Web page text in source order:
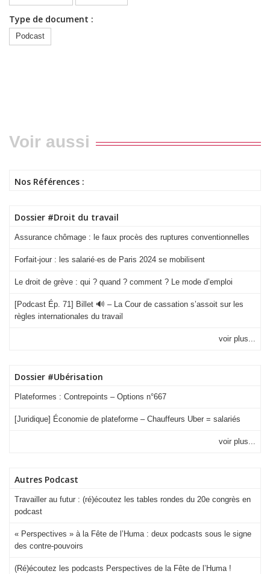
Type de document :
Podcast
Voir aussi
Nos Références :
Dossier #Droit du travail
Assurance chômage : le faux procès des ruptures conventionnelles
Forfait-jour : les salarié·es de Paris 2024 se mobilisent
Le droit de grève : qui ? quand ? comment ? Le mode d’emploi
[Podcast Ép. 71] Billet 🔊 – La Cour de cassation s’assoit sur les
règles internationales du travail
voir plus...
Dossier #Ubérisation
Plateformes : Contrepoints – Options n°667
[Juridique] Économie de plateforme – Chauffeurs Uber = salariés
voir plus...
Autres Podcast
Travailler au futur : (ré)écoutez les tables rondes du 20e congrès en
podcast
« Perspectives » à la Fête de l’Huma : deux podcasts sous le signe
des contre-pouvoirs
(Ré)écoutez les podcasts Perspectives de la Fête de l’Huma !